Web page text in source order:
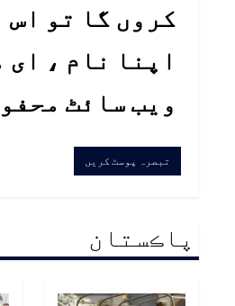
کروں گا تو اس
اپنا نام ، ای
ویب سائٹ
پاڪستان